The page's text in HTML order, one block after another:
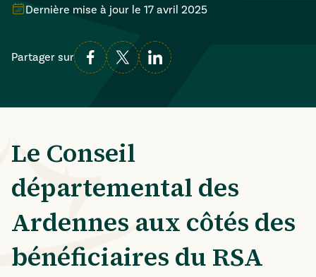
Dernière mise à jour le 17 avril 2025
Partager sur
Le Conseil
départemental des
Ardennes aux côtés des
bénéficiaires du RSA